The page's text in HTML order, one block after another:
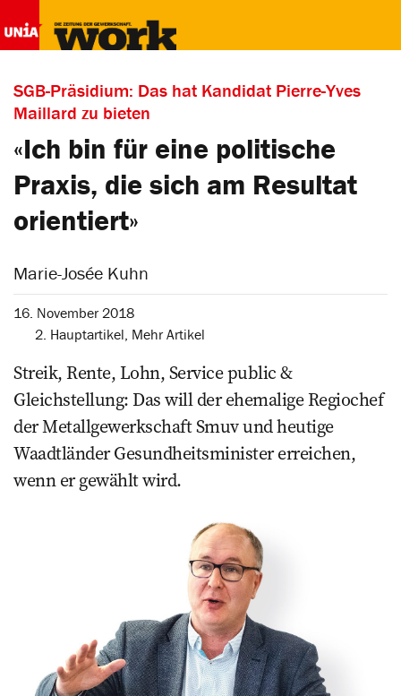
SGB-Präsidium: Das hat Kandidat Pierre-Yves
Maillard zu bieten
«Ich bin für eine politische
Praxis, die sich am Resultat
orientiert»
Marie-Josée Kuhn
16. November 2018
2. Hauptartikel, Mehr Artikel
Streik, Rente, Lohn, Service public &
Gleichstellung: Das will der ehemalige Regiochef
der Metallgewerkschaft Smuv und heutige
Waadtländer Gesundheitsminister erreichen,
wenn er gewählt wird.